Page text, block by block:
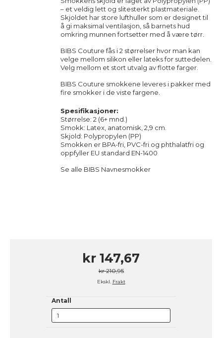
– et veldig lett og slitesterkt plastmateriale.
Skjoldet har store lufthuller som er designet til
å gi maksimal ventilasjon, så barnets hud
omkring munnen fortsetter med å være tørr.
BIBS Couture fås i 2 størrelser hvor man kan
velge mellom silikon eller lateks for suttedelen.
Velg mellom et stort utvalg av flotte farger.
BIBS Couture smokkene leveres i pakker med
fire smokker i de viste fargene.
Spesifikasjoner:
Størrelse: 2 (6+ mnd.)
Smokk: Latex, anatomisk, 2,9 cm.
Skjold: Polypropylen (PP)
Smokken er BPA-fri, PVC-fri og phthalatfri og
oppfyller EU standard EN-1400
Se alle BIBS Navnesmokker
kr 147,67
kr 210,95
Ekskl. Frakt
Antall